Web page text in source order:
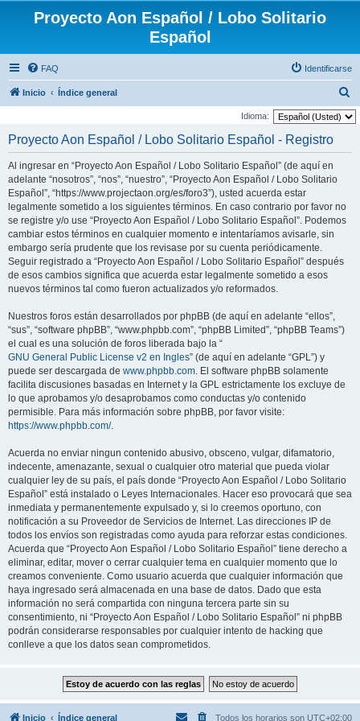
Proyecto Aon Español / Lobo Solitario
Español
FAQ Identificarse
Inicio Índice general
u
Idioma:
Proyecto Aon Español / Lobo Solitario Español - Registro
Al ingresar en “Proyecto Aon Español / Lobo Solitario Español” (de aquí en
adelante “nosotros”, “nos”, “nuestro”, “Proyecto Aon Español / Lobo Solitario
Español”, “https://www.projectaon.org/es/foro3”), usted acuerda estar
legalmente sometido a los siguientes términos. En caso contrario por favor no
se registre y/o use “Proyecto Aon Español / Lobo Solitario Español”. Podemos
cambiar estos términos en cualquier momento e intentaríamos avisarle, sin
embargo sería prudente que los revisase por su cuenta periódicamente.
Seguir registrado a “Proyecto Aon Español / Lobo Solitario Español” después
de esos cambios significa que acuerda estar legalmente sometido a esos
nuevos términos tal como fueron actualizados y/o reformados.
Nuestros foros están desarrollados por phpBB (de aquí en adelante “ellos”,
“sus”, “software phpBB”, “www.phpbb.com”, “phpBB Limited”, “phpBB Teams”)
el cual es una solución de foros liberada bajo la “
GNU General Public License v2 en Ingles” (de aquí en adelante “GPL”) y
puede ser descargada de www.phpbb.com. El software phpBB solamente
facilita discusiones basadas en Internet y la GPL estrictamente los excluye de
lo que aprobamos y/o desaprobamos como conductas y/o contenido
permisible. Para más información sobre phpBB, por favor visite:
https://www.phpbb.com/.
Acuerda no enviar ningun contenido abusivo, obsceno, vulgar, difamatorio,
indecente, amenazante, sexual o cualquier otro material que pueda violar
cualquier ley de su país, el país donde “Proyecto Aon Español / Lobo Solitario
Español” está instalado o Leyes Internacionales. Hacer eso provocará que sea
inmediata y permanentemente expulsado y, si lo creemos oportuno, con
notificación a su Proveedor de Servicios de Internet. Las direcciones IP de
todos los envíos son registradas como ayuda para reforzar estas condiciones.
Acuerda que “Proyecto Aon Español / Lobo Solitario Español” tiene derecho a
eliminar, editar, mover o cerrar cualquier tema en cualquier momento que lo
creamos conveniente. Como usuario acuerda que cualquier información que
haya ingresado será almacenada en una base de datos. Dado que esta
información no será compartida con ninguna tercera parte sin su
consentimiento, ni “Proyecto Aon Español / Lobo Solitario Español” ni phpBB
podrán considerarse responsables por cualquier intento de hacking que
conlleve a que los datos sean comprometidos.
Inicio Índice general Todos los horarios son UTC+02:00